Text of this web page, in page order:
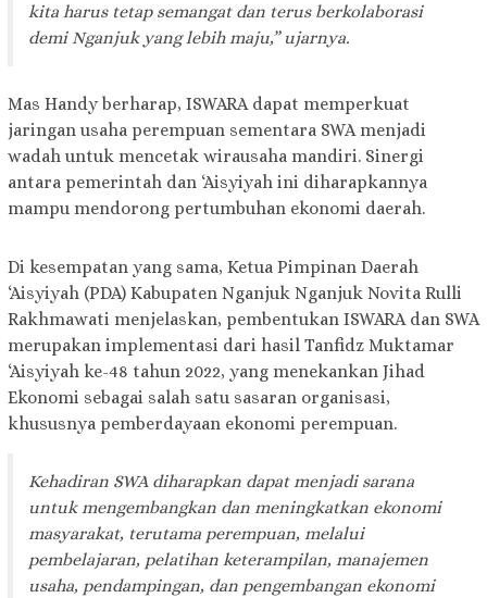
kita harus tetap semangat dan terus berkolaborasi
demi Nganjuk yang lebih maju,” ujarnya.
Mas Handy berharap, ISWARA dapat memperkuat
jaringan usaha perempuan sementara SWA menjadi
wadah untuk mencetak wirausaha mandiri. Sinergi
antara pemerintah dan ‘Aisyiyah ini diharapkannya
mampu mendorong pertumbuhan ekonomi daerah.
Di kesempatan yang sama, Ketua Pimpinan Daerah
‘Aisyiyah (PDA) Kabupaten Nganjuk Nganjuk Novita Rulli
Rakhmawati menjelaskan, pembentukan ISWARA dan SWA
merupakan implementasi dari hasil Tanfidz Muktamar
‘Aisyiyah ke-48 tahun 2022, yang menekankan Jihad
Ekonomi sebagai salah satu sasaran organisasi,
khususnya pemberdayaan ekonomi perempuan.
Kehadiran SWA diharapkan dapat menjadi sarana
untuk mengembangkan dan meningkatkan ekonomi
masyarakat, terutama perempuan, melalui
pembelajaran, pelatihan keterampilan, manajemen
usaha, pendampingan, dan pengembangan ekonomi